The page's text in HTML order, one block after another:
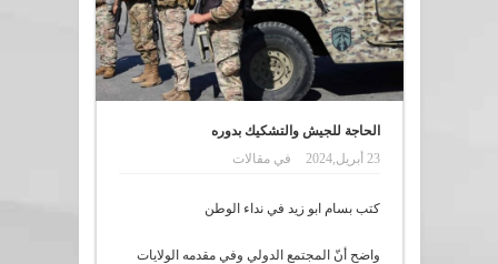
الحاجة للجيش والتشكيك بدوره
23 أبريل,2024
فيمقالات
كتب بسام ابو زيد في نداء الوطن
واضح أنّ المجتمع الدولي وفي مقدمه الولايات